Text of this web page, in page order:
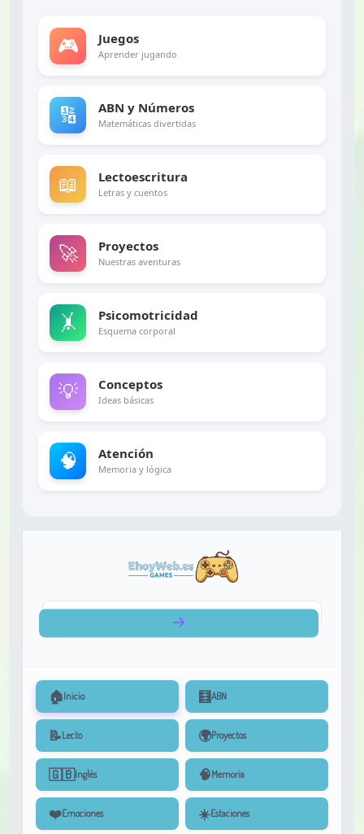
🎮 Juegos
Aprender jugando
🔢 ABN y Números
Matemáticas divertidas
📖 Lectoescritura
Letras y cuentos
🚀 Proyectos
Nuestras aventuras
🤸 Psicomotricidad
Esquema corporal
💡 Conceptos
Ideas básicas
🧠 Atención
Memoria y lógica
🏠Inicio 🧮ABN
📝Lecto 🌍Proyectos
🇬🇧Inglés 🧠Memoria
❤️Emociones ☀️Estaciones